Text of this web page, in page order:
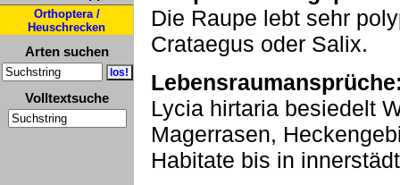
Orthoptera /
Heuschrecken
Arten suchen
Volltextsuche
Die Raupe lebt sehr
Crataegus oder Salix.
Lycia hirtaria besiedelt
Magerrasen,
Habitate bis in